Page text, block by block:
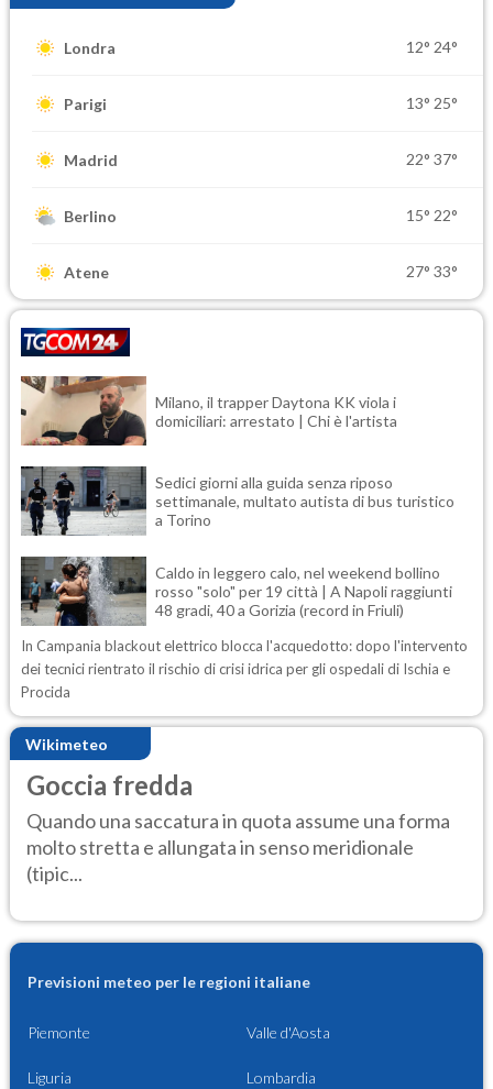
Londra 12° 24°
Parigi 13° 25°
Madrid 22° 37°
Berlino 15° 22°
Atene 27° 33°
Milano, il trapper Daytona KK viola i
domiciliari: arrestato | Chi è l'artista
Sedici giorni alla guida senza riposo
settimanale, multato autista di bus turistico
a Torino
Caldo in leggero calo, nel weekend bollino
rosso "solo" per 19 città | A Napoli raggiunti
48 gradi, 40 a Gorizia (record in Friuli)
In Campania blackout elettrico blocca l'acquedotto: dopo l'intervento
dei tecnici rientrato il rischio di crisi idrica per gli ospedali di Ischia e
Procida
Wikimeteo
Goccia fredda
Quando una saccatura in quota assume una forma
molto stretta e allungata in senso meridionale
(tipic...
Previsioni meteo per le regioni italiane
Piemonte Valle d'Aosta
Liguria Lombardia